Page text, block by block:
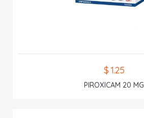
$ 1.25
PIROXICAM 20 MG